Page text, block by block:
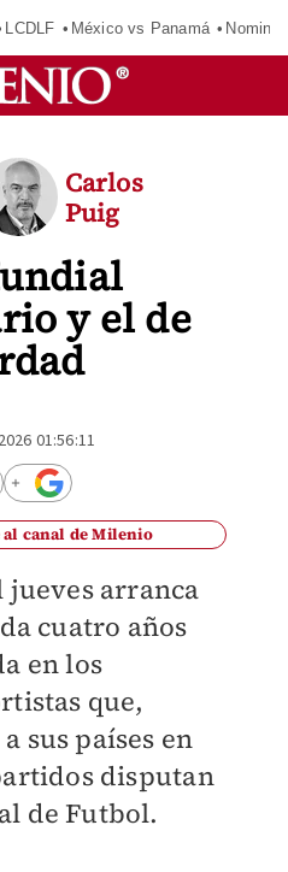
LCDLF México vs Panamá
y el de
Carlos
Puig
01:56:11
al canal de Milenio
jueves arranca
cuatro años
en los
que,
sus países en
disputan
de Futbol.